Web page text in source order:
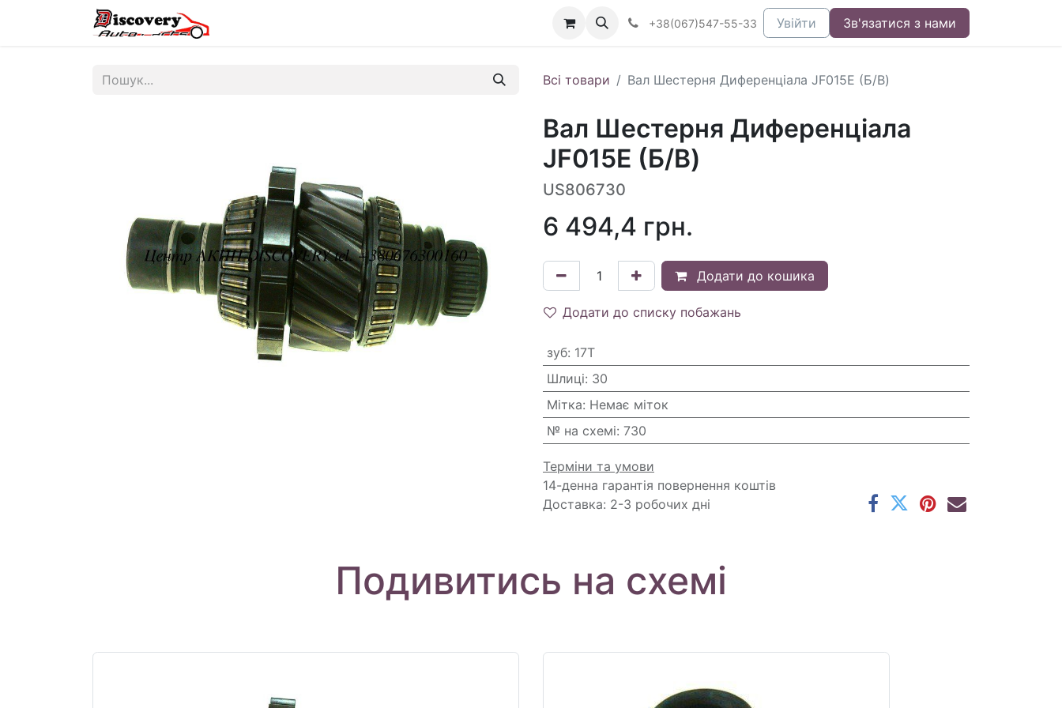
+38(067)547-55-33 Увійти Зв'язатися з нами
Всі товари Вал Шестерня Диференціала JF015E (Б/В)
Вал Шестерня Диференціала
JF015E (Б/В)
US806730
6 494,4 грн.
Додати до кошика
Додати до списку побажань
зуб: 17T
Шлиці: 30
Мітка: Немає міток
№ на схемі: 730
Терміни та умови
14-денна гарантія повернення коштів
Доставка: 2-3 робочих дні
Подивитись на схемі